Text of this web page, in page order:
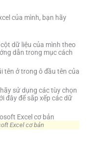
của mình, bạn hãy
dữ liệu của mình theo
dẫn trong mục cách
tên ở trong ô đầu tên của
sử dụng các tùy chọn
đây để sắp xếp các dữ
Excel cơ bản